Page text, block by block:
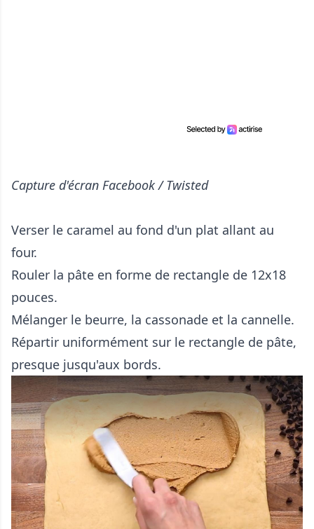
Capture d'écran Facebook / Twisted
Verser le caramel au fond d'un plat allant au
four.
Rouler la pâte en forme de rectangle de 12x18
pouces.
Mélanger le beurre, la cassonade et la cannelle.
Répartir uniformément sur le rectangle de pâte,
presque jusqu'aux bords.